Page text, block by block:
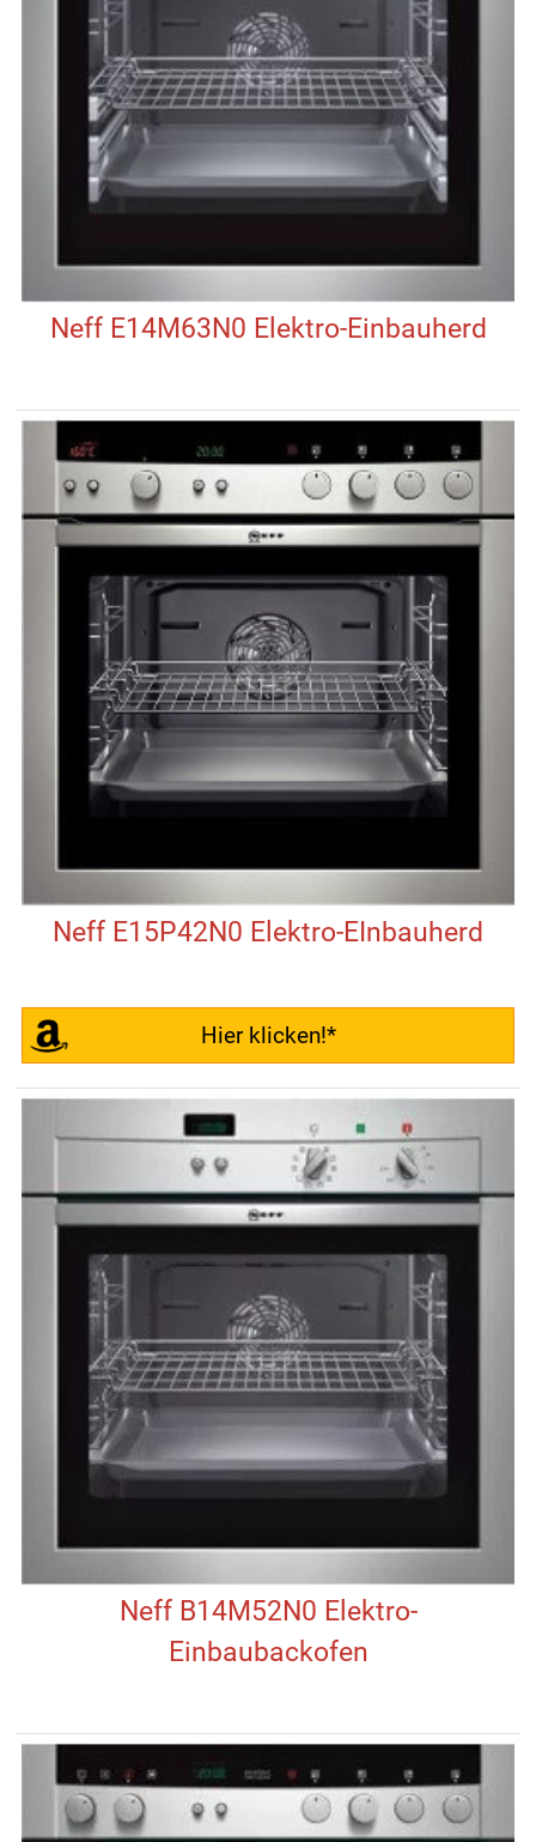
Neff E14M63N0 Elektro-Einbauherd
Neff E15P42N0 Elektro-EInbauherd
Hier klicken!*
Neff B14M52N0 Elektro-
Einbaubackofen